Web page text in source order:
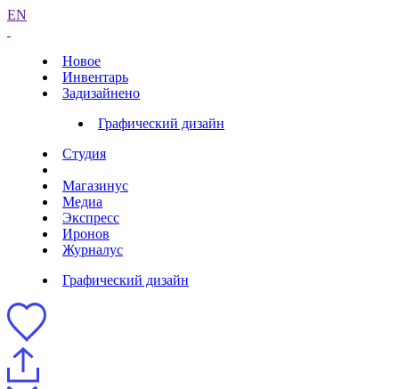
EN
Новое
Инвентарь
Задизайнено
Графический дизайн
Студия
Магазинус
Медиа
Экспресс
Иронов
Журналус
Графический дизайн